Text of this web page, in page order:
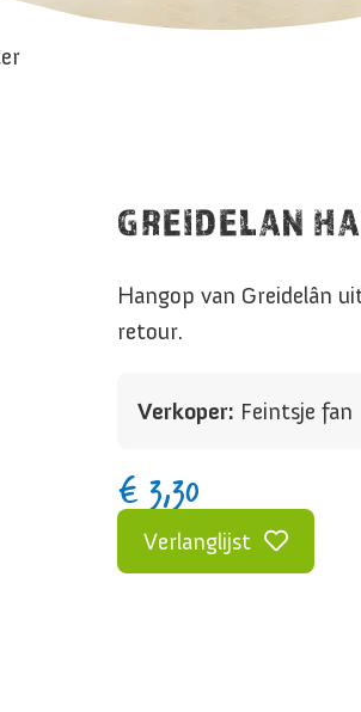
GREIDELAN
Hangop van Greidelân
retour.
Verkoper: Feintsje fan
€ 3,30
Verlanglijst